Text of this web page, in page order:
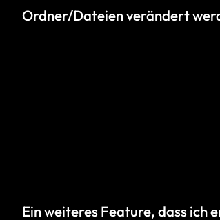
Ordner/Dateien verändert
Ein weiteres Feature, dass ich